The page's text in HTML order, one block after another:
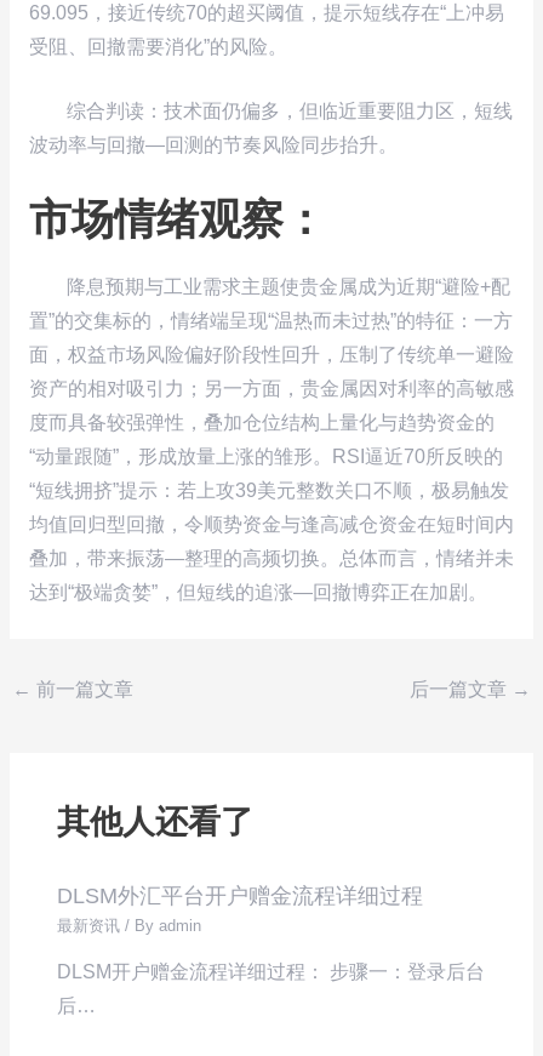
69.095，接近传统70的超买阈值，提示短线存在“上冲易
受阻、回撤需要消化”的风险。
综合判读：技术面仍偏多，但临近重要阻力区，短线
波动率与回撤—回测的节奏风险同步抬升。
市场情绪观察：
降息预期与工业需求主题使贵金属成为近期“避险+配
置”的交集标的，情绪端呈现“温热而未过热”的特征：一方
面，权益市场风险偏好阶段性回升，压制了传统单一避险
资产的相对吸引力；另一方面，贵金属因对利率的高敏感
度而具备较强弹性，叠加仓位结构上量化与趋势资金的
“动量跟随”，形成放量上涨的雏形。RSI逼近70所反映的
“短线拥挤”提示：若上攻39美元整数关口不顺，极易触发
均值回归型回撤，令顺势资金与逢高减仓资金在短时间内
叠加，带来振荡—整理的高频切换。总体而言，情绪并未
达到“极端贪婪”，但短线的追涨—回撤博弈正在加剧。
← 前一篇文章 后一篇文章 →
其他人还看了
DLSM外汇平台开户赠金流程详细过程
最新资讯 / Byadmin
DLSM开户赠金流程详细过程： 步骤一：登录后台
后…